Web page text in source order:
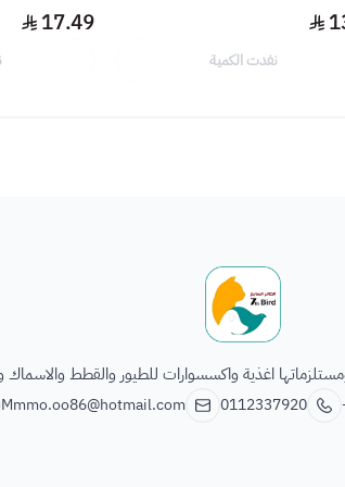
نفدت الكمية
17.49
اغذية واكسسوارات للطيور والقطط والاسماك
0112337920
Mmmo.oo86@hotmail.com